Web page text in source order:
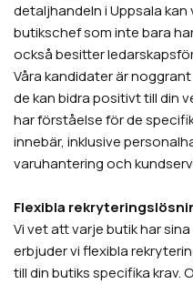
detaljhandeln i Uppsala
butikschef som inte bara
också besitter
Våra kandidater är
de kan bidra positivt till din
har förståelse för de
innebär, inklusive
varuhantering och
Flexibla
Vi vet att varje butik har
erbjuder vi flexibla
till din butiks specifika krav.